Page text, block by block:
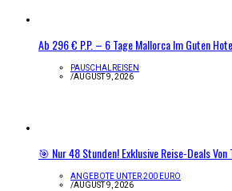
Ab 296 € P.P. – 6 Tage Mallorca Im Guten
PAUSCHALREISEN
/AUGUST 9, 2026
🎯 Nur 48 Stunden! Exklusive Reise-Deals Von
ANGEBOTE UNTER 200 EURO
/AUGUST 9, 2026